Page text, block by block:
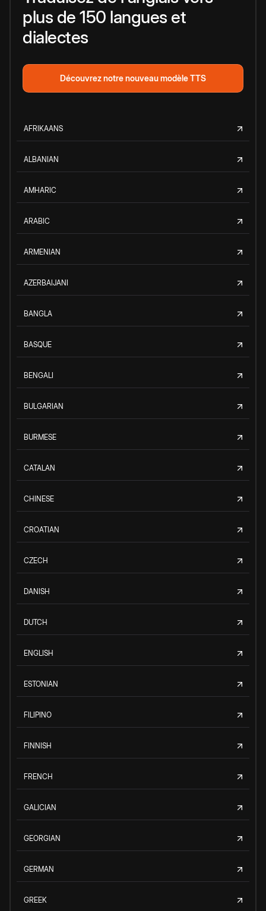
plus de 150 langues et
dialectes
Découvrez notre nouveau modèle TTS
AFRIKAANS
ALBANIAN
AMHARIC
ARABIC
ARMENIAN
AZERBAIJANI
BANGLA
BASQUE
BENGALI
BULGARIAN
BURMESE
CATALAN
CHINESE
CROATIAN
CZECH
DANISH
DUTCH
ENGLISH
ESTONIAN
FILIPINO
FINNISH
FRENCH
GALICIAN
GEORGIAN
GERMAN
GREEK